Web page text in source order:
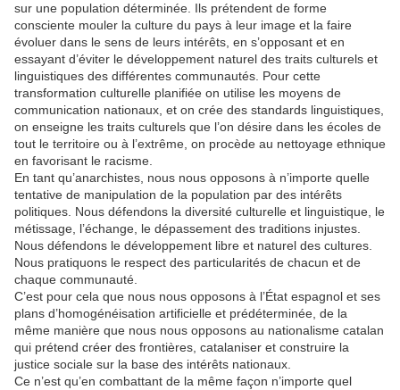
sur une population déterminée. Ils prétendent de forme
consciente mouler la culture du pays à leur image et la faire
évoluer dans le sens de leurs intérêts, en s’opposant et en
essayant d’éviter le développement naturel des traits culturels et
linguistiques des différentes communautés. Pour cette
transformation culturelle planifiée on utilise les moyens de
communication nationaux, et on crée des standards linguistiques,
on enseigne les traits culturels que l’on désire dans les écoles de
tout le territoire ou à l’extrême, on procède au nettoyage ethnique
en favorisant le racisme.
En tant qu’anarchistes, nous nous opposons à n’importe quelle
tentative de manipulation de la population par des intérêts
politiques. Nous défendons la diversité culturelle et linguistique, le
métissage, l’échange, le dépassement des traditions injustes.
Nous défendons le développement libre et naturel des cultures.
Nous pratiquons le respect des particularités de chacun et de
chaque communauté.
C’est pour cela que nous nous opposons à l’État espagnol et ses
plans d’homogénéisation artificielle et prédéterminée, de la
même manière que nous nous opposons au nationalisme catalan
qui prétend créer des frontières, catalaniser et construire la
justice sociale sur la base des intérêts nationaux.
Ce n’est qu’en combattant de la même façon n’importe quel